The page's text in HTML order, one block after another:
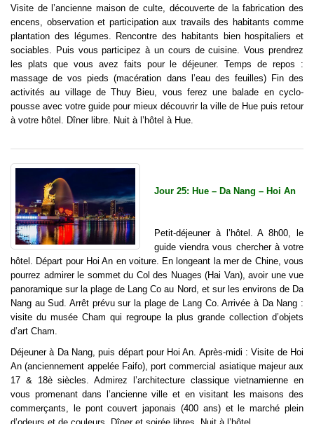
Visite de l’ancienne maison de culte, découverte de la fabrication des
encens, observation et participation aux travails des habitants comme
plantation des légumes. Rencontre des habitants bien hospitaliers et
sociables. Puis vous participez à un cours de cuisine. Vous prendrez
les plats que vous avez faits pour le déjeuner. Temps de repos :
massage de vos pieds (macération dans l’eau des feuilles) Fin des
activités au village de Thuy Bieu, vous ferez une balade en cyclo-
pousse avec votre guide pour mieux découvrir la ville de Hue puis retour
à votre hôtel. Dîner libre. Nuit à l’hôtel à Hue.
Jour 25: Hue – Da Nang – Hoi An
Petit-déjeuner à l’hôtel. A 8h00, le
guide viendra vous chercher à votre
hôtel. Départ pour Hoi An en voiture. En longeant la mer de Chine, vous
pourrez admirer le sommet du Col des Nuages (Hai Van), avoir une vue
panoramique sur la plage de Lang Co au Nord, et sur les environs de Da
Nang au Sud. Arrêt prévu sur la plage de Lang Co. Arrivée à Da Nang :
visite du musée Cham qui regroupe la plus grande collection d’objets
d’art Cham.
Déjeuner à Da Nang, puis départ pour Hoi An. Après-midi : Visite de Hoi
An (anciennement appelée Faifo), port commercial asiatique majeur aux
17 & 18è siècles. Admirez l’architecture classique vietnamienne en
vous promenant dans l’ancienne ville et en visitant les maisons des
commerçants, le pont couvert japonais (400 ans) et le marché plein